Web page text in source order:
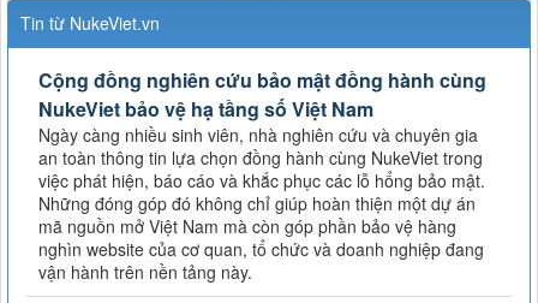
Tin từ NukeViet.vn
Cộng đồng nghiên cứu bảo mật đồng hành cùng
NukeViet bảo vệ hạ tầng số Việt Nam
Ngày càng nhiều sinh viên, nhà nghiên cứu và chuyên gia
an toàn thông tin lựa chọn đồng hành cùng NukeViet trong
việc phát hiện, báo cáo và khắc phục các lỗ hổng bảo mật.
Những đóng góp đó không chỉ giúp hoàn thiện một dự án
mã nguồn mở Việt Nam mà còn góp phần bảo vệ hàng
nghìn website của cơ quan, tổ chức và doanh nghiệp đang
vận hành trên nền tảng này.